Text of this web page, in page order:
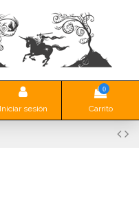
Iniciar sesión
0
Carrito